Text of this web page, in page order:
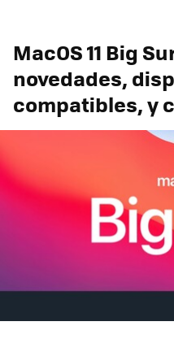
MacOS 11 Big
novedades,
compatibles, y